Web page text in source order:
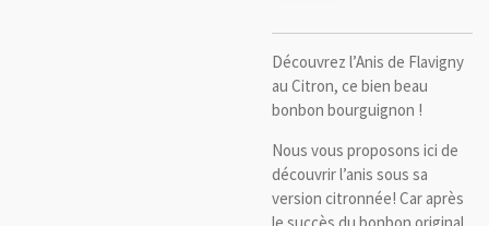
Découvrez l’Anis de Flavigny
au Citron, ce bien beau
bonbon bourguignon !
Nous vous proposons ici de
découvrir l’anis sous sa
version citronnée! Car après